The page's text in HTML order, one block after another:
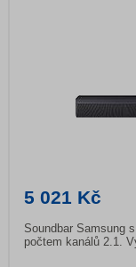
5 021 Kč
Soundbar Samsung
počtem kanálů 2.1.